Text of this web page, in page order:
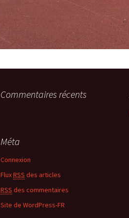
Commentaires récents
Méta
Connexion
FluxRSS des articles
RSS des commentaires
Site de WordPress-FR